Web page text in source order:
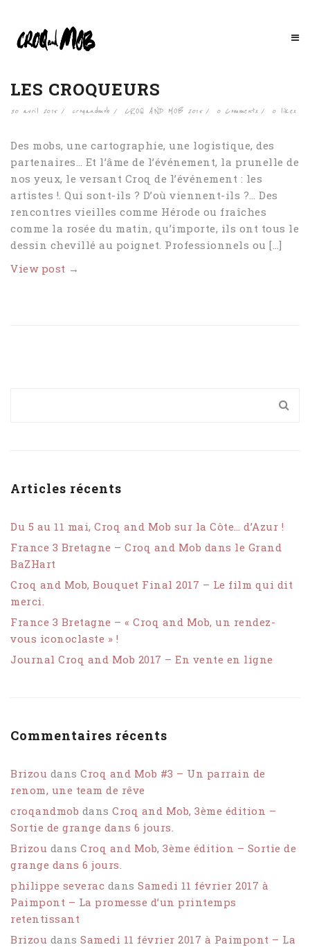
LES CROQUEURS
30 avril 2015 croqandmob CROQ AND MOB 2015 0 Comments 0likes
Des mobs, une cartographie, une logistique, des
partenaires… Et l’âme de l’événement, la prunelle de
nos yeux, le versant Croq de l’événement : les
artistes !. Qui sont-ils ? D’où viennent-ils ?… Des
rencontres vieilles comme Hérode ou fraîches
comme la rosée du matin, qu’importe, ils ont tous le
dessin chevillé au poignet. Professionnels ou […]
View post →
Articles récents
Du 5 au 11 mai, Croq and Mob sur la Côte… d’Azur !
France 3 Bretagne – Croq and Mob dans le Grand
BaZHart
Croq and Mob, Bouquet Final 2017 – Le film qui dit
merci.
France 3 Bretagne – « Croq and Mob, un rendez-
vous iconoclaste » !
Journal Croq and Mob 2017 – En vente en ligne
Commentaires récents
Brizou dans Croq and Mob #3 – Un parrain de
renom, une team de rêve
croqandmob dans Croq and Mob, 3ème édition –
Sortie de grange dans 6 jours.
Brizou dans Croq and Mob, 3ème édition – Sortie de
grange dans 6 jours.
philippe severac dans Samedi 11 février 2017 à
Paimpont – La promesse d’un printemps
retentissant
Brizou dans Samedi 11 février 2017 à Paimpont – La